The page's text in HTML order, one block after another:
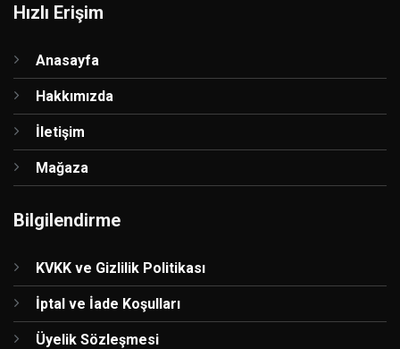
Hızlı Erişim
Anasayfa
Hakkımızda
İletişim
Mağaza
Bilgilendirme
KVKK ve Gizlilik Politikası
İptal ve İade Koşulları
Üyelik Sözleşmesi